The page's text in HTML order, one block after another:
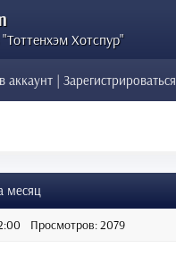
Хотспур"
аккаунт | Зарегистрироваться
месяц
Просмотров: 2079